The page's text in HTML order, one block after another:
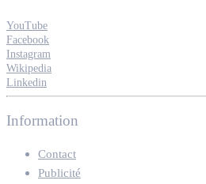
YouTube
Facebook
Instagram
Wikipedia
Linkedin
Information
Contact
Publicité